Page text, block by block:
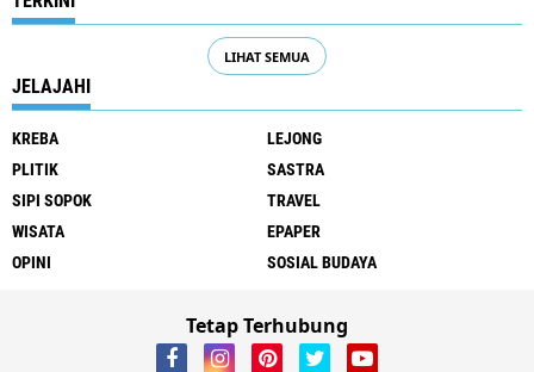
LIHAT SEMUA
JELAJAHI
KREBA
LEJONG
PLITIK
SASTRA
SIPI SOPOK
TRAVEL
WISATA
EPAPER
OPINI
SOSIAL BUDAYA
Tetap Terhubung